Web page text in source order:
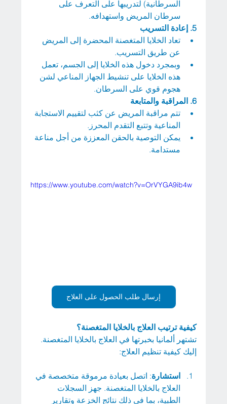
السرطانية) لتدريبها على التعرف على
سرطان المريض واستهدافه.
5. إعادة التسريب
تعاد الخلايا المتغصنة المحضرة إلى المريض
عن طريق التسريب.
وبمجرد دخول هذه الخلايا إلى الجسم، تعمل
هذه الخلايا على تنشيط الجهاز المناعي لشن
هجوم قوي على السرطان.
6. المراقبة والمتابعة
تتم مراقبة المريض عن كثب لتقييم الاستجابة
المناعية وتتبع التقدم المحرز.
يمكن التوصية بالحقن المعززة من أجل مناعة
مستدامة.
https://www.youtube.com/watch?v=OrVYGA9ib4w
إرسال طلب الحصول على العلاج
كيفية ترتيب العلاج بالخلايا المتغصنة؟
تشتهر ألمانيا بخبرتها في العلاج بالخلايا المتغصنة.
إليك كيفية تنظيم العلاج:
استشارة: اتصل بعيادة مرموقة متخصصة في
العلاج بالخلايا المتغصنة. جهز السجلات
الطبية، بما في ذلك نتائج الخزعة وتقارير